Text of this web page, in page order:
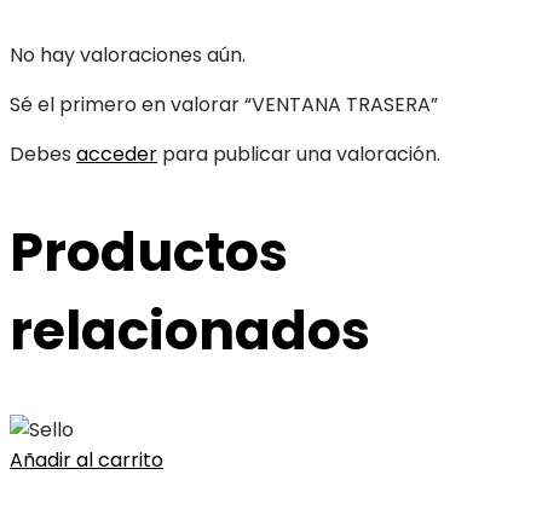
No hay valoraciones aún.
Sé el primero en valorar “VENTANA TRASERA”
Debes acceder para publicar una valoración.
Productos
relacionados
Añadir al carrito